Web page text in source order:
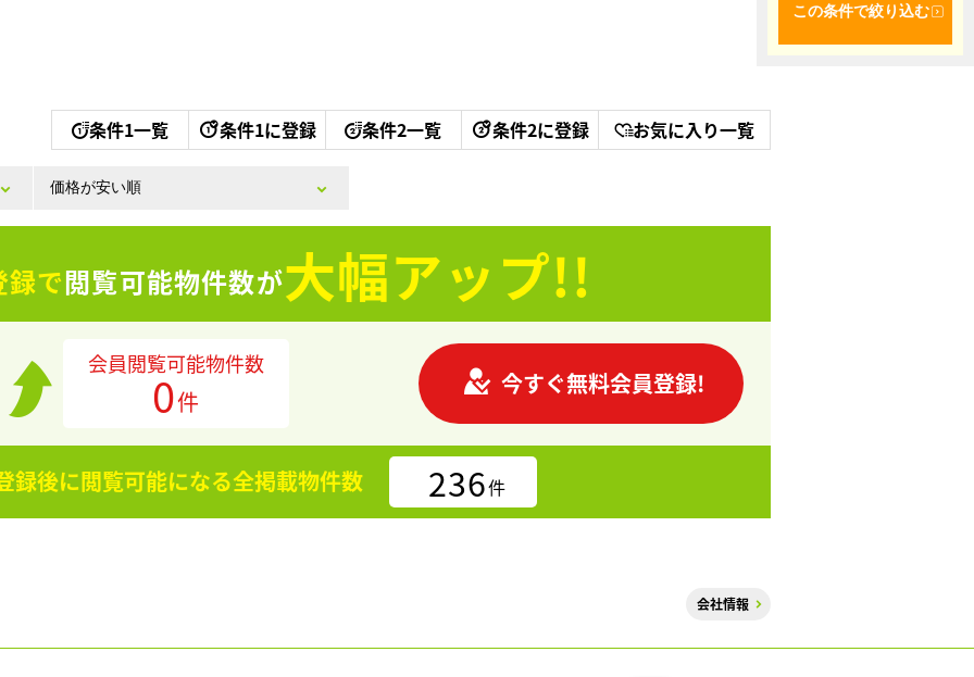
この条件で絞り込む
条件1一覧 条件1に登録 条件2一覧 条件2に登録 お気に入り一覧
録で閲覧可能物件数が大幅アップ!!
会員閲覧可能物件数
0件
今すぐ無料会員登録!
録後に閲覧可能になる全掲載物件数 236件
会社情報